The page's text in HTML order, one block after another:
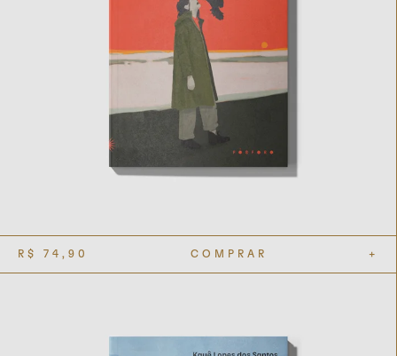
R$ 74,90 COMPRAR +